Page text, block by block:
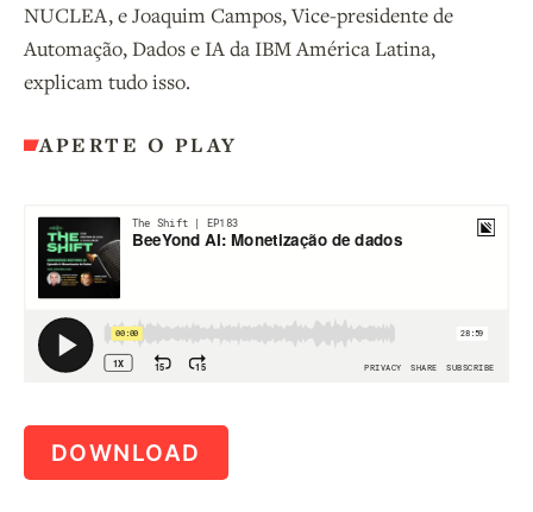
NUCLEA, e Joaquim Campos, Vice-presidente de
Automação, Dados e IA da IBM América Latina,
explicam tudo isso.
APERTE O PLAY
DOWNLOAD